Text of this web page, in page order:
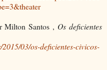
Milton Santos , Os deficientes
03/os-deficientes-civicos-